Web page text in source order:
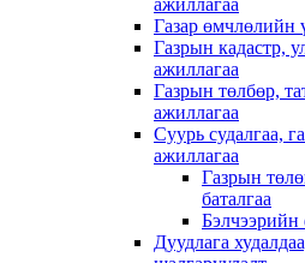
ажиллагаа
Газар өмчлөлийн
Газрын кадастр,
ажиллагаа
Газрын төлбөр,
ажиллагаа
Суурь судалгаа,
ажиллагаа
Газрын
баталгаа
Дуудлага